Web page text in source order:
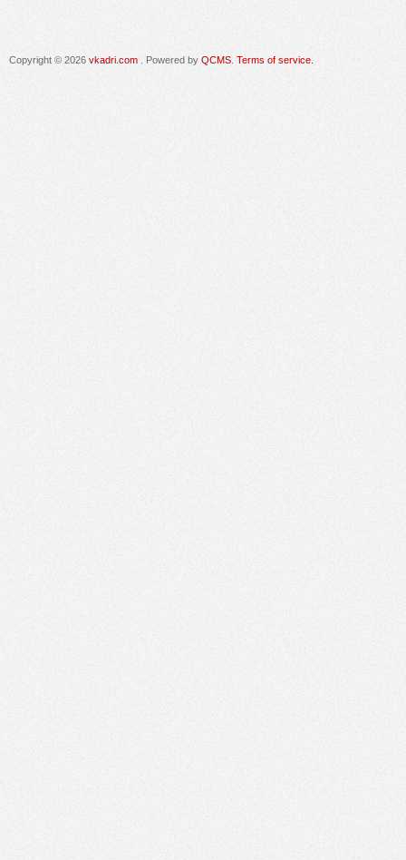
Copyright © 2026 vkadri.com . Powered by QCMS Terms of service.